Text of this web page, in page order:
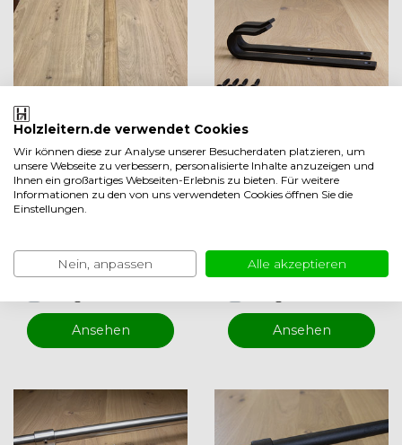
Durchgehendes G
eländer aus Eiche
natur
Arbeitstage
EUR 85,00
Ansehen
PR
Schwarze Montag
ehaken gerade (Sa
Arbeitstage
EUR 27,50
Ansehen
Holzleitern.de verwendet Cookies
Wir können diese zur Analyse unserer Besucherdaten platzieren, um
unsere Webseite zu verbessern, personalisierte Inhalte anzuzeigen und
Ihnen ein großartiges Webseiten-Erlebnis zu bieten. Für weitere
Informationen zu den von uns verwendeten Cookies öffnen Sie die
Einstellungen.
Nein, anpassen Alle akzeptieren